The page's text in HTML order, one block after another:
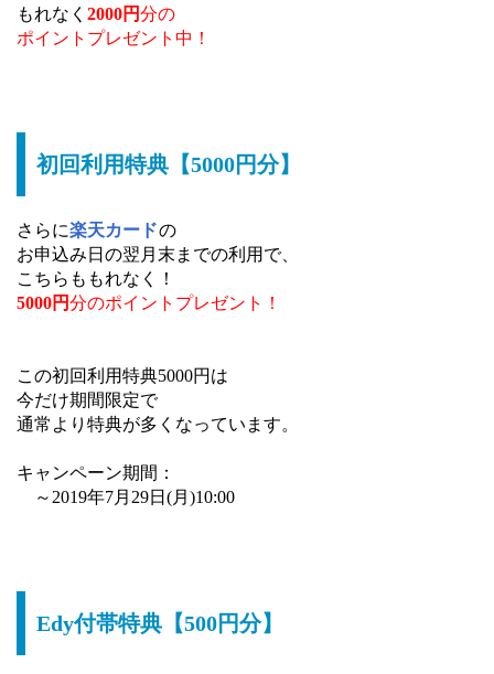
もれなく 2000円分の
ポイントプレゼント中！
初回利用特典【5000円分】
さらに楽天カードの
お申込み日の翌月末までの利用で、
こちらももれなく！
5000円分のポイントプレゼント！
この初回利用特典5000円は
今だけ期間限定で
通常より特典が多くなっています。
キャンペーン期間：
～2019年7月29日(月)10:00
Edy付帯特典【500円分】